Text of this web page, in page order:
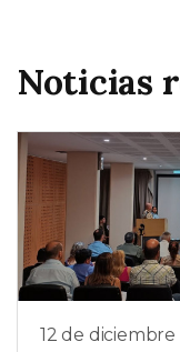
Noticias
12 de